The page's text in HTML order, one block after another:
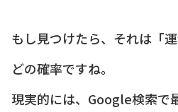
もし見つけたら、それは「
どの確率ですね。
現実的には、Google検索で